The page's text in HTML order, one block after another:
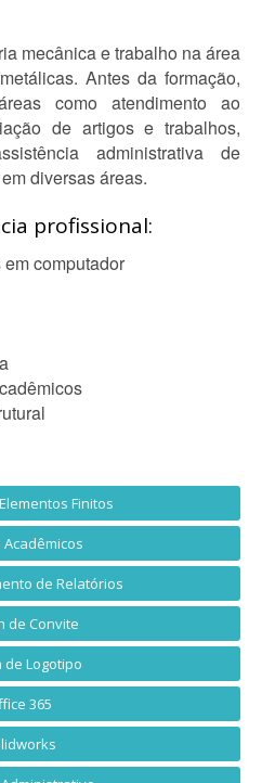
mecânica e trabalho na área
Antes da formação,
como atendimento ao
de artigos e trabalhos,
administrativa de
diversas áreas.
profissional:
computador
Finitos
Acadêmicos
de Relatórios
de Convite
de Logotipo
365